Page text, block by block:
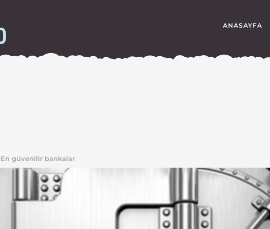
ANASAYFA
En güvenilir bankalar